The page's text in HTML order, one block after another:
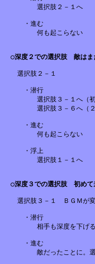
選択肢２－１へ
・進む
何も起こらない
○深度２での選択肢　敵は
選択肢２－１
・潜行
選択肢３－１へ（初め
選択肢３－６へ（２回
・進む
何も起こらない
・浮上
選択肢１－１へ
○深度３での選択肢　初め
選択肢３－１　
・
相手も深度を下げる。
・
敵だったこと